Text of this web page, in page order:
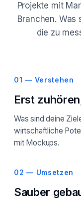
Projekte mit
Branchen. Was
die zu
01 — Verstehen
Erst
Was sind deine
wirtschaftliche
mit Mockups.
02 — Umsetzen
Sauber